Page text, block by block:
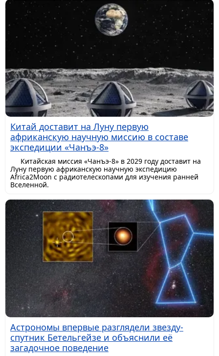
Китай доставит на Луну первую
африканскую научную миссию в составе
экспедиции «Чанъэ-8»
Китайская миссия «Чанъэ-8» в 2029 году доставит на
Луну первую африканскую научную экспедицию
Africa2Moon с радиотелескопами для изучения ранней
Вселенной.
Астрономы впервые разглядели звезду-
спутник Бетельгейзе и объяснили её
загадочное поведение